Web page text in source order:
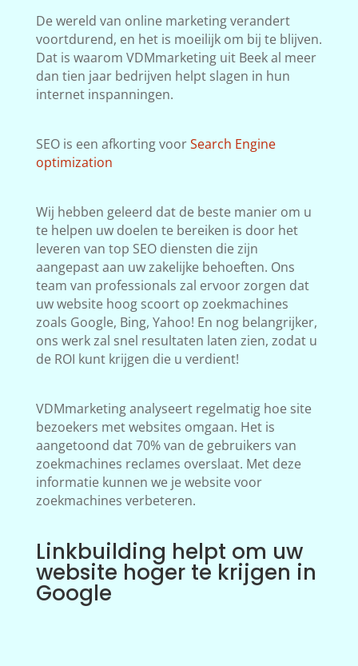
De wereld van online marketing verandert
voortdurend, en het is moeilijk om bij te blijven.
Dat is waarom VDMmarketing uit Beek al meer
dan tien jaar bedrijven helpt slagen in hun
internet inspanningen.
SEO is een afkorting voorSearch Engine
optimization
Wij hebben geleerd dat de beste manier om u
te helpen uw doelen te bereiken is door het
leveren van top SEO diensten die zijn
aangepast aan uw zakelijke behoeften. Ons
team van professionals zal ervoor zorgen dat
uw website hoog scoort op zoekmachines
zoals Google, Bing, Yahoo! En nog belangrijker,
ons werk zal snel resultaten laten zien, zodat u
de ROI kunt krijgen die u verdient!
VDMmarketing analyseert regelmatig hoe site
bezoekers met websites omgaan. Het is
aangetoond dat 70% van de gebruikers van
zoekmachines reclames overslaat. Met deze
informatie kunnen we je website voor
zoekmachines verbeteren.
Linkbuilding helpt om uw
website hoger te krijgen in
Google